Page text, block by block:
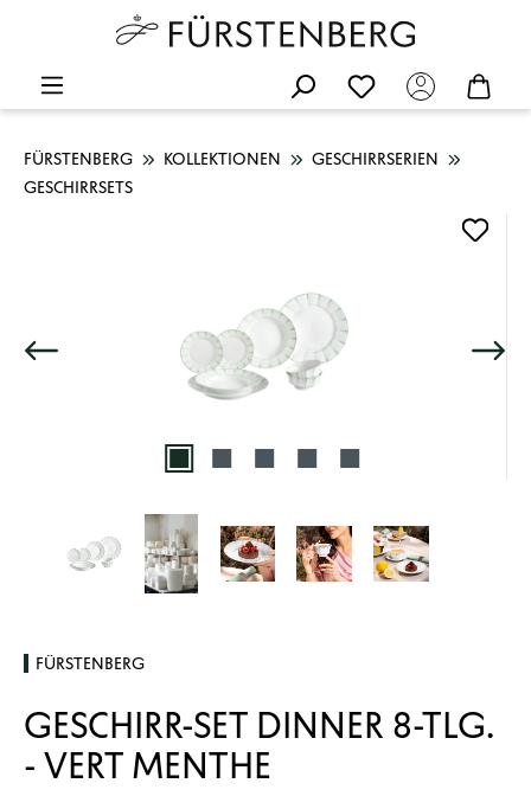
FÜRSTENBERG KOLLEKTIONEN
GESCHIRRSERIEN
GESCHIRRSETS
FÜRSTENBERG
GESCHIRR-SET DINNER 8-TLG.
- VERT MENTHE